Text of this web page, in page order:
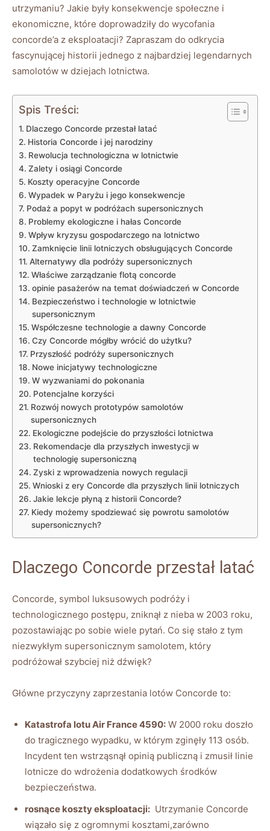
utrzymaniu? Jakie były konsekwencje społeczne i
ekonomiczne, które doprowadziły do ​wycofania
concorde’a ⁢z eksploatacji? ⁣Zapraszam do odkrycia
fascynującej historii jednego z najbardziej legendarnych
samolotów w dziejach lotnictwa.
Spis Treści:
Dlaczego ⁢Concorde‌ przestał⁢ latać
Historia‌ Concorde i jej narodziny
Rewolucja technologiczna w ‍lotnictwie
Zalety ⁤i osiągi Concorde
Koszty operacyjne Concorde
Wypadek ‌w ⁣Paryżu i ‌jego ⁣konsekwencje
Podaż a popyt w ⁤podróżach‍ supersonicznych
Problemy‌ ekologiczne i ‍hałas Concorde
Wpływ kryzysu ‌gospodarczego na lotnictwo
Zamknięcie linii‌ lotniczych obsługujących Concorde
Alternatywy dla podróży⁣ supersonicznych
Właściwe⁢ zarządzanie flotą concorde
opinie pasażerów ​na temat doświadczeń w⁣ Concorde
Bezpieczeństwo‍ i​ technologie w lotnictwie
supersonicznym
Współczesne technologie a dawny Concorde
Czy Concorde mógłby wrócić do użytku?
Przyszłość podróży supersonicznych
Nowe inicjatywy technologiczne
W wyzwaniami do pokonania
Potencjalne korzyści
Rozwój nowych prototypów samolotów⁤
supersonicznych
Ekologiczne podejście ​do przyszłości lotnictwa
Rekomendacje‍ dla przyszłych inwestycji w
⁢technologię ⁢supersoniczną
Zyski z wprowadzenia nowych regulacji
Wnioski z⁢ ery Concorde dla przyszłych linii lotniczych
Jakie lekcje płyną z historii Concorde?
Kiedy możemy⁣ spodziewać ⁤się ‌powrotu samolotów
supersonicznych?
Dlaczego ⁢Concorde‌ przestał⁢ latać
Concorde,‍ symbol luksusowych podróży i
technologicznego postępu, zniknął z​ nieba ​w 2003⁤ roku,
pozostawiając ​po sobie wiele⁢ pytań.⁣ Co ⁣się stało z tym
niezwykłym supersonicznym⁤ samolotem, który⁤
podróżował szybciej niż dźwięk?
Główne przyczyny zaprzestania lotów Concorde to:
Katastrofa lotu ⁤Air France 4590: ⁢W 2000 roku doszło
do tragicznego wypadku, w którym‌ zginęły 113 osób.
Incydent ten wstrząsnął ⁤opinią ⁤publiczną i ​zmusił linie
lotnicze do wdrożenia dodatkowych środków
bezpieczeństwa.
rosnące⁢ koszty ​eksploatacji: ⁢ Utrzymanie Concorde
wiązało​ się⁣ z ogromnymi kosztami,zarówno